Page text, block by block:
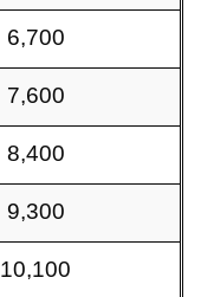
6,700
7,600
8,400
9,300
10,100